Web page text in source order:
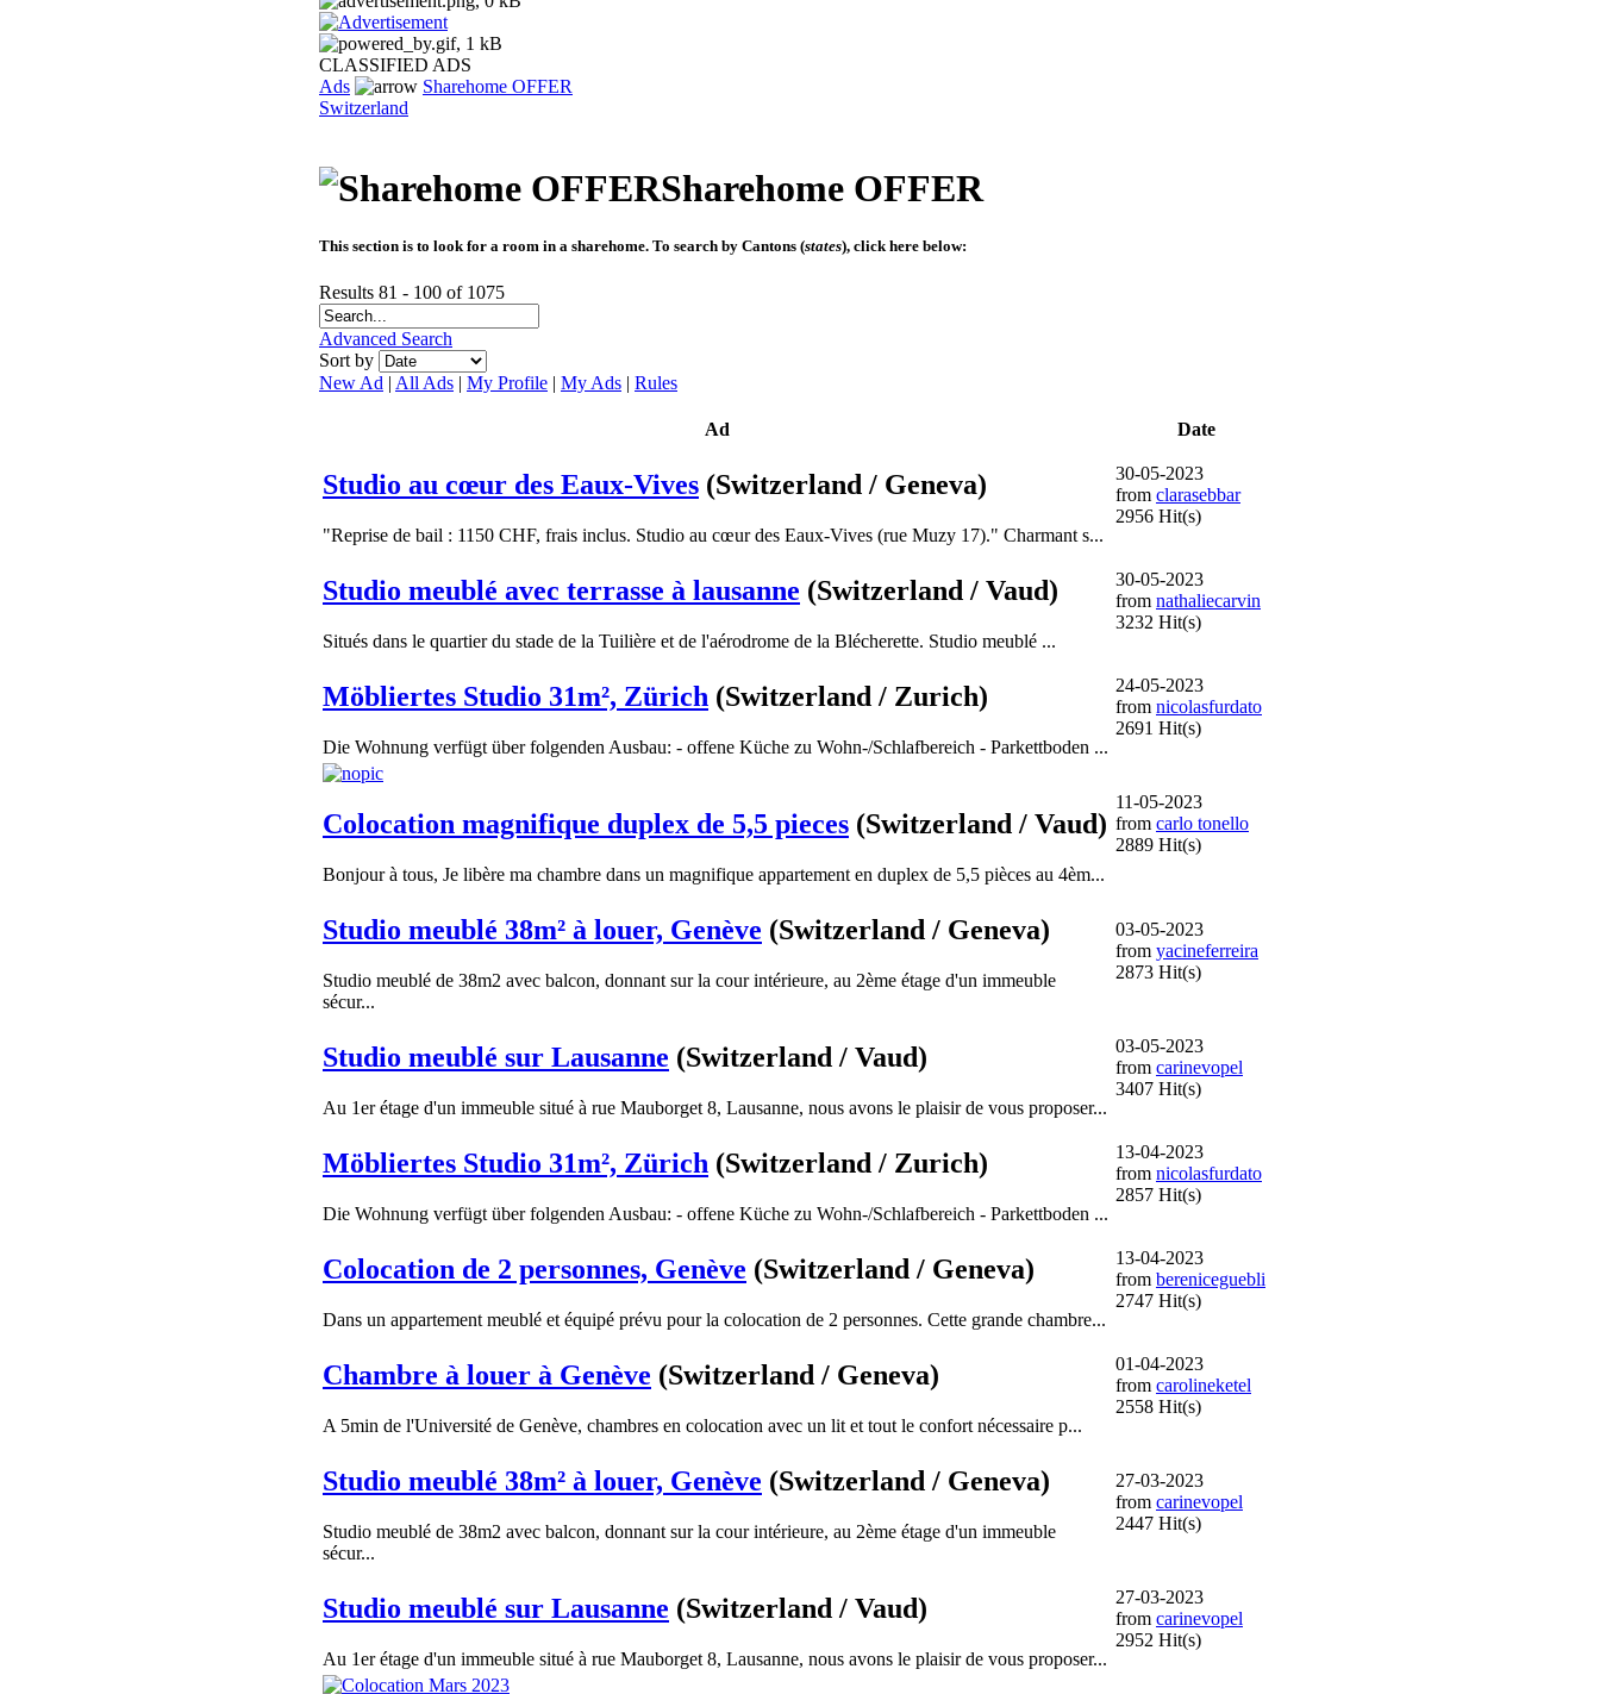
CLASSIFIED ADS
Ads
Sharehome OFFER
Switzerland
Sharehome OFFER
This section is to look for a room in a sharehome. To search by Cantons (states), click here below:
Results 81 - 100 of 1075
Advanced Search
Sort by
New Ad | All Ads | My Profile | My Ads | Rules
Ad Date
Studio au cœur des Eaux-Vives (Switzerland / Geneva)
"Reprise de bail : 1150 CHF, frais inclus. Studio au cœur des Eaux-Vives (rue Muzy 17)." Charmant s...
30-05-2023
from clarasebbar
2956 Hit(s)
Studio meublé avec terrasse à lausanne (Switzerland / Vaud)
Situés dans le quartier du stade de la Tuilière et de l'aérodrome de la Blécherette. Studio meublé ...
30-05-2023
from nathaliecarvin
3232 Hit(s)
Möbliertes Studio 31m², Zürich (Switzerland / Zurich)
Die Wohnung verfügt über folgenden Ausbau: - offene Küche zu Wohn-/Schlafbereich - Parkettboden ...
24-05-2023
from nicolasfurdato
2691 Hit(s)
Colocation magnifique duplex de 5,5 pieces (Switzerland / Vaud)
Bonjour à tous, Je libère ma chambre dans un magnifique appartement en duplex de 5,5 pièces au 4èm...
11-05-2023
from carlo tonello
2889 Hit(s)
Studio meublé 38m² à louer, Genève (Switzerland / Geneva)
Studio meublé de 38m2 avec balcon, donnant sur la cour intérieure, au 2ème étage d'un immeuble
sécur...
03-05-2023
from yacineferreira
2873 Hit(s)
Studio meublé sur Lausanne (Switzerland / Vaud)
Au 1er étage d'un immeuble situé à rue Mauborget 8, Lausanne, nous avons le plaisir de vous proposer...
03-05-2023
from carinevopel
3407 Hit(s)
Möbliertes Studio 31m², Zürich (Switzerland / Zurich)
Die Wohnung verfügt über folgenden Ausbau: - offene Küche zu Wohn-/Schlafbereich - Parkettboden ...
13-04-2023
from nicolasfurdato
2857 Hit(s)
Colocation de 2 personnes, Genève (Switzerland / Geneva)
Dans un appartement meublé et équipé prévu pour la colocation de 2 personnes. Cette grande chambre...
13-04-2023
from bereniceguebli
2747 Hit(s)
Chambre à louer à Genève (Switzerland / Geneva)
A 5min de l'Université de Genève, chambres en colocation avec un lit et tout le confort nécessaire p...
01-04-2023
from carolineketel
2558 Hit(s)
Studio meublé 38m² à louer, Genève (Switzerland / Geneva)
Studio meublé de 38m2 avec balcon, donnant sur la cour intérieure, au 2ème étage d'un immeuble
sécur...
27-03-2023
from carinevopel
2447 Hit(s)
Studio meublé sur Lausanne (Switzerland / Vaud)
Au 1er étage d'un immeuble situé à rue Mauborget 8, Lausanne, nous avons le plaisir de vous proposer...
27-03-2023
from carinevopel
2952 Hit(s)